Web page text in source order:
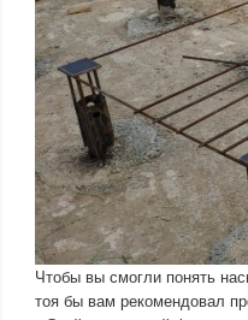
Чтобы вы смогли понять
тоя бы вам рекомендовал